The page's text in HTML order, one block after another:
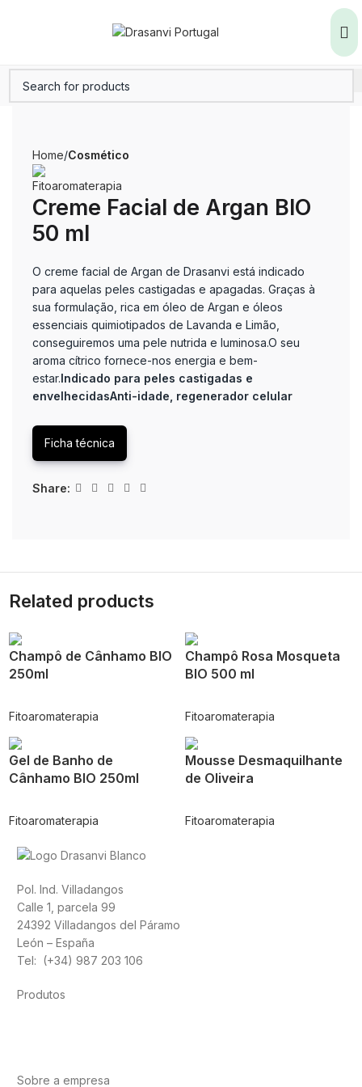
Home Cosmético
Creme Facial de Argan BIO
50 ml
O creme facial de Argan de Drasanvi está indicado
para aquelas peles castigadas e apagadas. Graças à
sua formulação, rica em óleo de Argan e óleos
essenciais quimiotipados de Lavanda e Limão,
conseguiremos uma pele nutrida e luminosa.O seu
aroma cítrico fornece-nos energia e bem-
estar.Indicado para peles castigadas e
envelhecidasAnti-idade, regenerador celular
Ficha técnica
Share:
Related products
Champô de Cânhamo BIO
250ml
Fitoaromaterapia
Champô Rosa Mosqueta
BIO 500 ml
Fitoaromaterapia
Gel de Banho de
Cânhamo BIO 250ml
Fitoaromaterapia
Mousse Desmaquilhante
de Oliveira
Fitoaromaterapia
Pol. Ind. Villadangos
Calle 1, parcela 99
24392 Villadangos del Páramo
León – España
Tel: (+34) 987 203 106
Produtos
Sobre a empresa